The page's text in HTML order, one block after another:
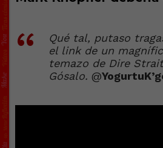
Qué tal, putaso
el link de un
temazo de Dire
Gósalo. @